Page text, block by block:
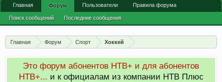
Главная Форум Спорт Хоккей
Это форум абонентов НТВ+ и для абонентов
НТВ+... и к официалам из компании НТВ Плюс
Главная Форум
Поиск сообщений Последние сообщения
Пользователи Правила форума